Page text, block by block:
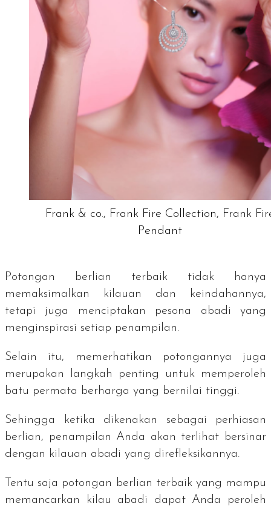
Frank & co., Frank Fire Collection, Frank
Pendant
Potongan berlian terbaik tidak hanya
memaksimalkan kilauan dan keindahannya,
tetapi juga menciptakan pesona abadi yang
menginspirasi setiap penampilan.
Selain itu, memerhatikan potongannya juga
merupakan langkah penting untuk memperoleh
batu permata berharga yang bernilai tinggi.
Sehingga ketika dikenakan sebagai perhiasan
berlian, penampilan Anda akan terlihat bersinar
dengan kilauan abadi yang direfleksikannya.
Tentu saja potongan berlian terbaik yang mampu
memancarkan kilau abadi dapat Anda peroleh